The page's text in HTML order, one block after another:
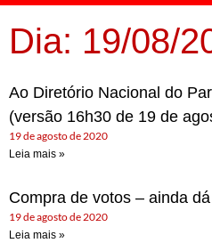
Dia: 19/08/
Ao Diretório Nacional do
(versão 16h30 de 19 de
19 de agosto de 2020
Leia mais »
Compra de votos – ainda
19 de agosto de 2020
Leia mais »